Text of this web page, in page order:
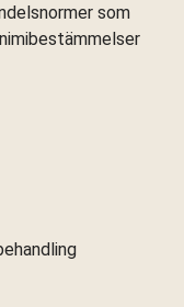
som